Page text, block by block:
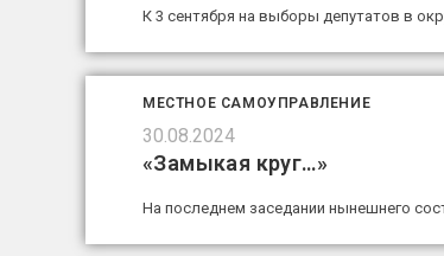
К 3 сентября на выборы депутатов в
МЕСТНОЕ САМОУПРАВЛЕНИЕ
30.08.2024
«Замыкая круг…»
На последнем заседании нынешнего